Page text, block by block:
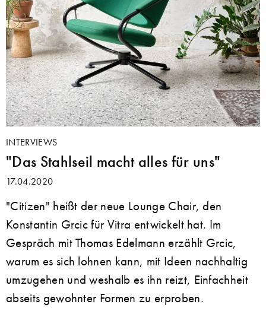
INTERVIEWS
"Das Stahlseil macht alles für uns"
17.04.2020
"Citizen" heißt der neue Lounge Chair, den
Konstantin Grcic für Vitra entwickelt hat. Im
Gespräch mit Thomas Edelmann erzählt Grcic,
warum es sich lohnen kann, mit Ideen nachhaltig
umzugehen und weshalb es ihn reizt, Einfachheit
abseits gewohnter Formen zu erproben.